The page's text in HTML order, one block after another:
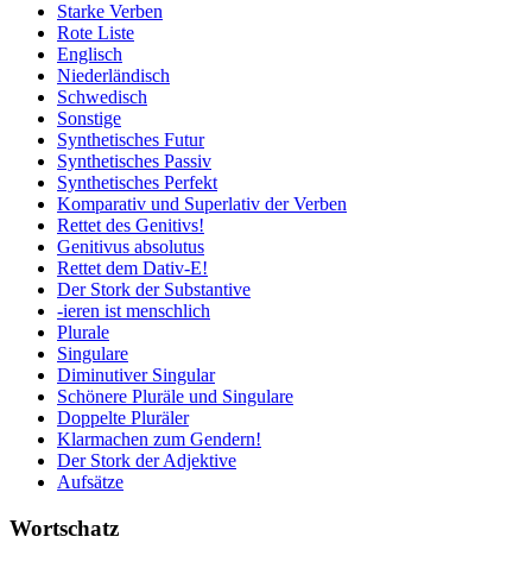
Starke Verben
Rote Liste
Englisch
Niederländisch
Schwedisch
Sonstige
Synthetisches Futur
Synthetisches Passiv
Synthetisches Perfekt
Komparativ und Superlativ der Verben
Rettet des Genitivs!
Genitivus absolutus
Rettet dem Dativ-E!
Der Stork der Substantive
-ieren ist menschlich
Plurale
Singulare
Diminutiver Singular
Schönere Pluräle und Singulare
Doppelte Pluräler
Klarmachen zum Gendern!
Der Stork der Adjektive
Aufsätze
Wortschatz